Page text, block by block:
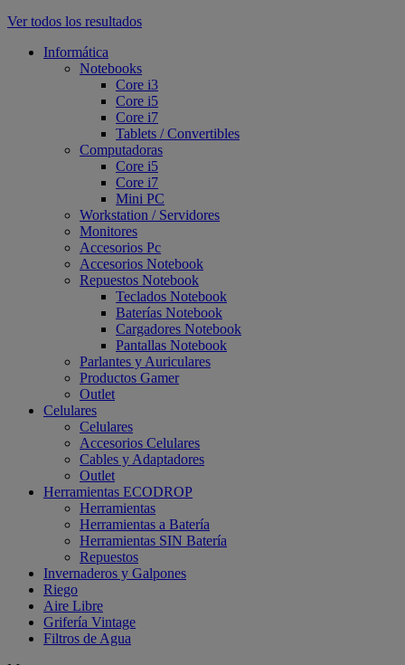
Ver todos los resultados
Informática
Notebooks
Core i3
Core i5
Core i7
Tablets / Convertibles
Computadoras
Core i5
Core i7
Mini PC
Workstation / Servidores
Monitores
Accesorios Pc
Accesorios Notebook
Repuestos Notebook
Teclados Notebook
Baterías Notebook
Cargadores Notebook
Pantallas Notebook
Parlantes y Auriculares
Productos Gamer
Outlet
Celulares
Celulares
Accesorios Celulares
Cables y Adaptadores
Outlet
Herramientas ECODROP
Herramientas
Herramientas a Batería
Herramientas SIN Batería
Repuestos
Invernaderos y Galpones
Riego
Aire Libre
Grifería Vintage
Filtros de Agua